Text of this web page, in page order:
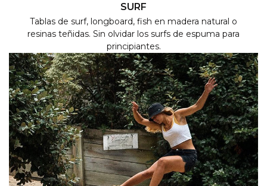
SURF
Tablas de surf, longboard, fish en madera natural o
resinas teñidas. Sin olvidar los surfs de espuma para
principiantes.